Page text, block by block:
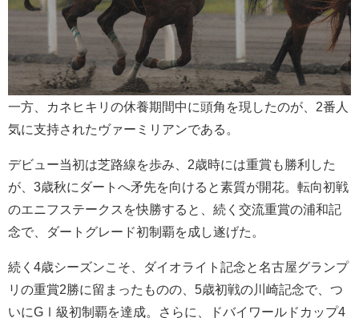
一方、カネヒキリの休養期間中に頭角を現したのが、2番人
気に支持されたヴァーミリアンである。
デビュー当初は芝路線を歩み、2歳時には重賞も勝利した
が、3歳秋にダートへ矛先を向けると素質が開花。転向初戦
のエニフステークスを快勝すると、続く交流重賞の浦和記
念で、ダートグレード初制覇を成し遂げた。
続く4歳シーズンこそ、ダイオライト記念と名古屋グランプ
リの重賞2勝に留まったものの、5歳初戦の川崎記念で、つ
いにGⅠ級初制覇を達成。さらに、ドバイワールドカップ4